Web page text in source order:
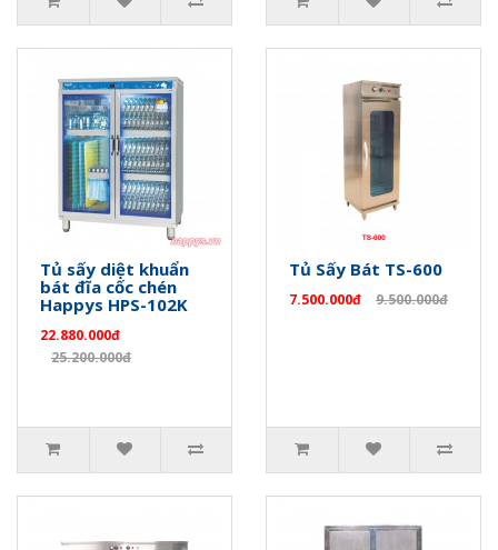
Tủ sấy diệt khuẩn
bát đĩa cốc chén
Happys HPS-102K
22.880.000đ
25.200.000đ
Tủ Sấy Bát TS-600
7.500.000đ 9.500.000đ